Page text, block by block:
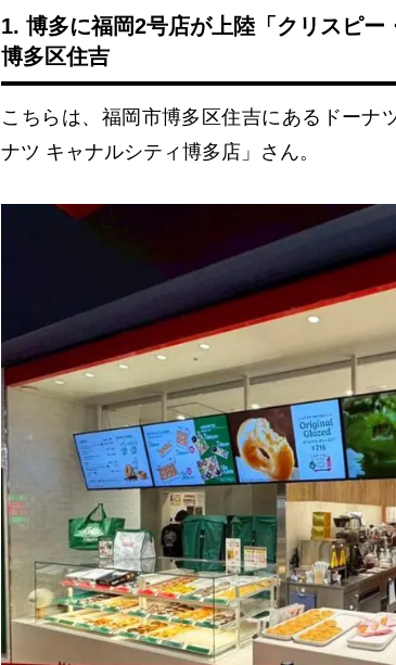
1. 博多に福岡2号店が上陸「クリスピ
博多区住吉
こちらは、福岡市博多区住吉にあるドーナ
ナツ キャナルシティ博多店」さん。